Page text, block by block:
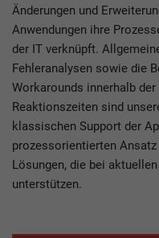
Änderungen und
Anwendungen ihre
der IT verknüpft.
Fehleranalysen sowie die
Workarounds innerhalb
Reaktionszeiten sind
klassischen Support der
prozessorientierten
Lösungen, die bei
unterstützen.